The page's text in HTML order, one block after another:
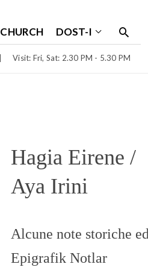
Visit: Fri, Sat: 2.30 PM - 5.30 PM
CHURCH DOST-I
Hagia Eirene /
Aya Irini
Alcune note storiche
Epigrafik Notlar